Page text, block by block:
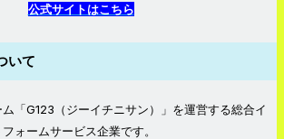
公式サイトはこちら
いて
「G123（ジーイチニサン）」を運営する総合イ
ォームサービス企業です。